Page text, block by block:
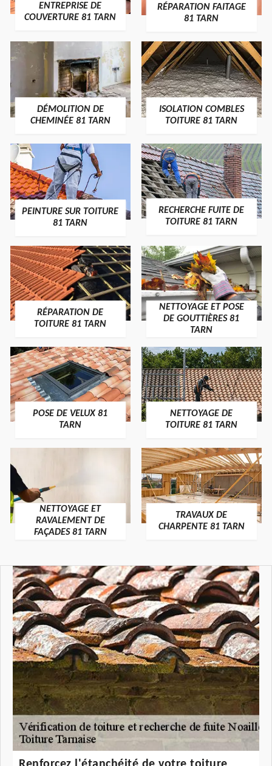
ENTREPRISE DE
COUVERTURE 81 TARN
RÉPARATION FAITAGE
81 TARN
DÉMOLITION DE
CHEMINÉE 81 TARN
ISOLATION COMBLES
TOITURE 81 TARN
PEINTURE SUR TOITURE
81 TARN
RECHERCHE FUITE DE
TOITURE 81 TARN
RÉPARATION DE
TOITURE 81 TARN
NETTOYAGE ET POSE
DE GOUTTIÈRES 81
TARN
POSE DE VELUX 81
TARN
NETTOYAGE DE
TOITURE 81 TARN
NETTOYAGE ET
RAVALEMENT DE
FAÇADES 81 TARN
TRAVAUX DE
CHARPENTE 81 TARN